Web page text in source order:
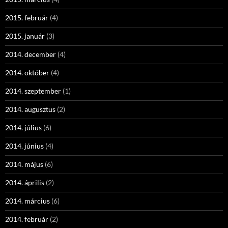
2015. február (4)
2015. január (3)
2014. december (4)
2014. október (4)
2014. szeptember (1)
2014. augusztus (2)
2014. július (6)
2014. június (4)
2014. május (6)
2014. április (2)
2014. március (6)
2014. február (2)